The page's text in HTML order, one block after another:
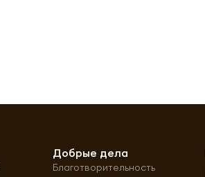
Добрые дела
Благотворительность